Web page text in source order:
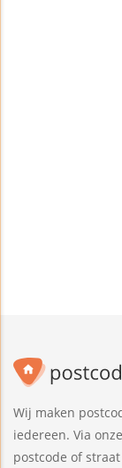
Wij maken
iedereen. Via
postcode of